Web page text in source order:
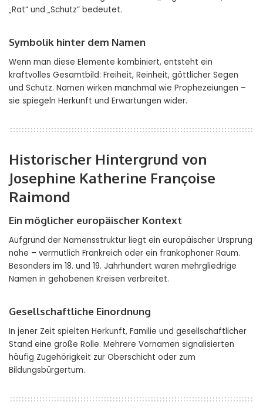
„Rat“ und „Schutz“ bedeutet.
Symbolik hinter dem Namen
Wenn man diese Elemente kombiniert, entsteht ein
kraftvolles Gesamtbild: Freiheit, Reinheit, göttlicher Segen
und Schutz. Namen wirken manchmal wie Prophezeiungen –
sie spiegeln Herkunft und Erwartungen wider.
Historischer Hintergrund von
Josephine Katherine Françoise
Raimond
Ein möglicher europäischer Kontext
Aufgrund der Namensstruktur liegt ein europäischer Ursprung
nahe – vermutlich Frankreich oder ein frankophoner Raum.
Besonders im 18. und 19. Jahrhundert waren mehrgliedrige
Namen in gehobenen Kreisen verbreitet.
Gesellschaftliche Einordnung
In jener Zeit spielten Herkunft, Familie und gesellschaftlicher
Stand eine große Rolle. Mehrere Vornamen signalisierten
häufig Zugehörigkeit zur Oberschicht oder zum
Bildungsbürgertum.